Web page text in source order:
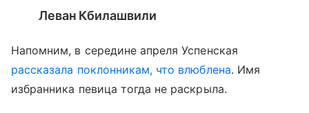
Леван Кбилашвили
Напомним, в середине апреля Успенская
рассказала поклонникам, что влюблена. Имя
избранника певица тогда не раскрыла.